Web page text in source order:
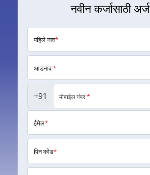
नवीन कर्जासाठी अर्ज
पहिले नाव*
आडनाव*
+91 मोबाईल नंबर*
ईमेल*
पिन कोड*